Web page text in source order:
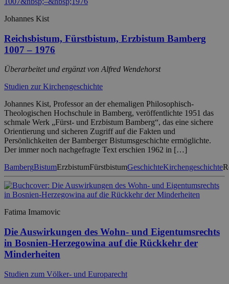
Johannes Kist
Reichsbistum, Fürstbistum, Erzbistum Bamberg
1007 – 1976
Überarbeitet und ergänzt von Alfred Wendehorst
Studien zur Kirchengeschichte
Johannes Kist, Professor an der ehemaligen Philosophisch-
Theologischen Hochschule in Bamberg, veröffentlichte 1951 das
schmale Werk „Fürst- und Erzbistum Bamberg“, das eine sichere
Orientierung und sicheren Zugriff auf die Fakten und
Persönlichkeiten der Bamberger Bistumsgeschichte ermöglichte.
Der immer noch nachgefragte Text erschien 1962 in […]
BambergBistumErzbistumFürstbistumGeschichteKirchengeschichte
Fatima Imamovic
Die Auswirkungen des Wohn- und Eigentumsrechts
in Bosnien-Herzegowina auf die Rückkehr der
Minderheiten
Studien zum Völker- und Europarecht